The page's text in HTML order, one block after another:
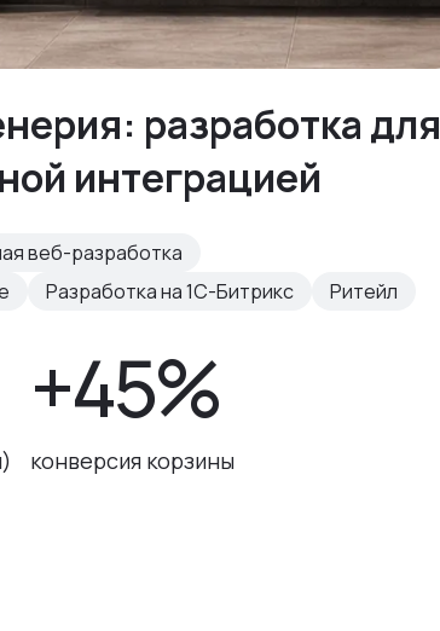
разработка для
интеграцией
веб-разработка
Разработка на 1С-Битрикс Ритейл
+45%
конверсия корзины